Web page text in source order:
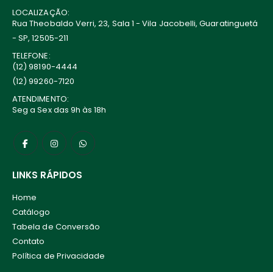
LOCALIZAÇÃO:
Rua Theobaldo Verri, 23, Sala 1 - Vila Jacobelli, Guaratinguetá
- SP, 12505-211
TELEFONE:
(12) 98190-4444
(12) 99260-7120
ATENDIMENTO:
Seg a Sex das 9h às 18h
LINKS RÁPIDOS
Home
Catálogo
Tabela de Conversão
Contato
Política de Privacidade